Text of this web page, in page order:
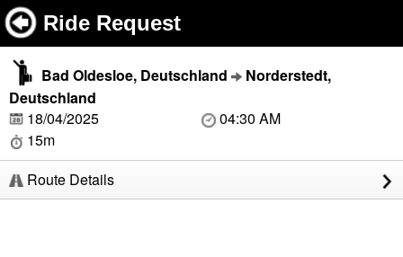
Ride Request
Bad Oldesloe, Deutschland
Norderstedt,
Deutschland
18/04/2025
04:30 AM
15m
Route Details